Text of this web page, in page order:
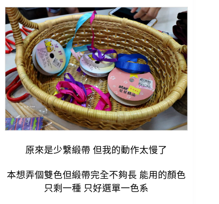
原來是少繫緞帶 但我的動作太慢了
本想弄個雙色但緞帶完全不夠長 能用的顏色
只剩一種 只好選單一色系